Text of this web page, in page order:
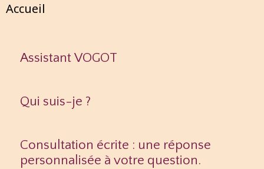
Accueil
Assistant VOGOT
Qui suis-je ?
Consultation écrite : une réponse
personnalisée à votre question.